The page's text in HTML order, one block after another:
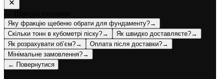
Яку фракцію щебеню обрати для фундаменту?→
Скільки тонн в кубометрі піску?→ Як швидко доставляєте?→
Як розрахувати об’єм?→ Оплата після доставки?→
Мінімальне замовлення?→
← Повернутися